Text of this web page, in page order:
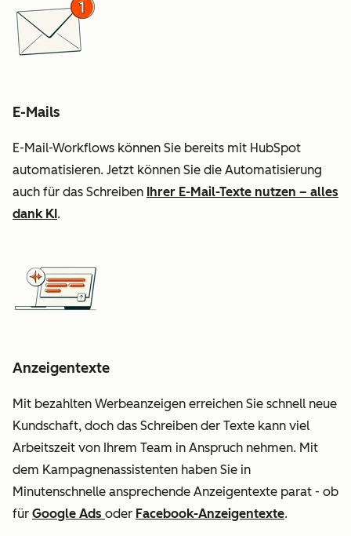
E-Mails
E-Mail-Workflows können Sie bereits mit HubSpot
automatisieren. Jetzt können Sie die Automatisierung
auch für das Schreiben Ihrer E-Mail-Texte nutzen – alles
dank KI.
Anzeigentexte
Mit bezahlten Werbeanzeigen erreichen Sie schnell neue
Kundschaft, doch das Schreiben der Texte kann viel
Arbeitszeit von Ihrem Team in Anspruch nehmen. Mit
dem Kampagnenassistenten haben Sie in
Minutenschnelle ansprechende Anzeigentexte parat - ob
für Google Ads oder Facebook-Anzeigentexte.